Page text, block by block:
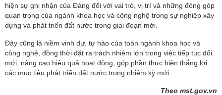
hiện sự ghi nhận của Đảng đối với vai trò, vị trí và những đóng góp
quan trọng của ngành khoa học và công nghệ trong sự nghiệp xây
dựng và phát triển đất nước trong giai đoạn mới.
Đây cũng là niềm vinh dự, tự hào của toàn ngành khoa học và
công nghệ, đồng thời đặt ra trách nhiệm lớn trong việc tiếp tục đổi
mới, nâng cao hiệu quả hoạt động, góp phần thực hiện thắng lợi
các mục tiêu phát triển đất nước trong nhiệm kỳ mới.
Theo mst.gov.vn